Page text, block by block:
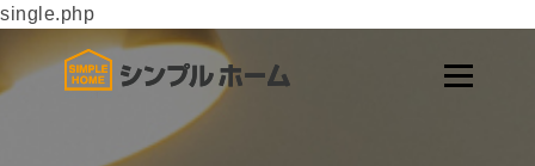
single.php